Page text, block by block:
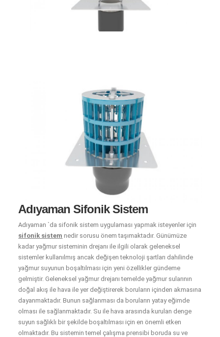
Adıyaman Sifonik Sistem
Adıyaman `da sifonik sistem uygulaması yapmak isteyenler için
sifonik sistem nedir sorusu önem taşımaktadır. Günümüze
kadar yağmur sisteminin drejanı ile ilgili olarak geleneksel
sistemler kullanılmış ancak değişen teknoloji şartları dahilinde
yağmur suyunun boşaltılması için yeni özellikler gündeme
gelmiştir. Geleneksel yağmur drejanı temelde yağmur sularının
doğal akış ile hava ile yer değiştirerek boruların içinden akmasına
dayanmaktadır. Bunun sağlanması da boruların yatay eğimde
olması ile sağlanmaktadır. Su ile hava arasında kurulan denge
suyun sağlıklı bir şekilde boşaltılması için en önemli etken
olmaktadır. Bu sistemin temel çalışma prensibi boruda su ve